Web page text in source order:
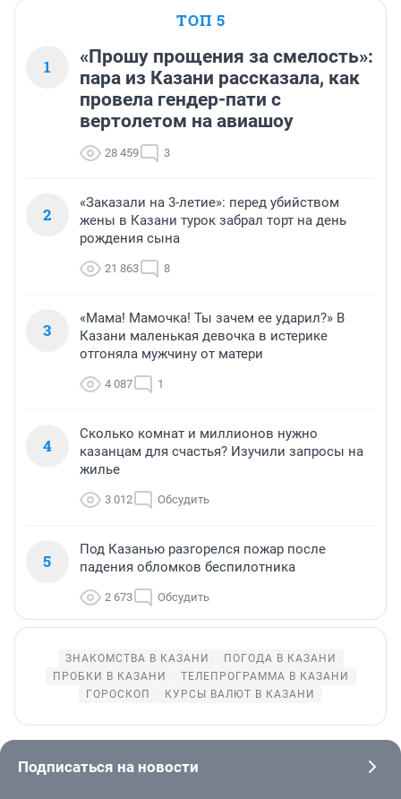
ТОП 5
1
«Прошу прощения за смелость»:
пара из Казани рассказала, как
провела гендер-пати с
вертолетом на авиашоу
28 459 3
2
«Заказали на 3-летие»: перед убийством
жены в Казани турок забрал торт на день
рождения сына
21 863 8
3
«Мама! Мамочка! Ты зачем ее ударил?» В
Казани маленькая девочка в истерике
отгоняла мужчину от матери
4 087 1
4
Сколько комнат и миллионов нужно
казанцам для счастья? Изучили запросы на
жилье
3 012 Обсудить
5
Под Казанью разгорелся пожар после
падения обломков беспилотника
2 673 Обсудить
ЗНАКОМСТВА В КАЗАНИ
ПОГОДА В КАЗАНИ
ПРОБКИ В КАЗАНИ
ТЕЛЕПРОГРАММА В КАЗАНИ
ГОРОСКОП
КУРСЫ ВАЛЮТ В КАЗАНИ
Подписаться на новости